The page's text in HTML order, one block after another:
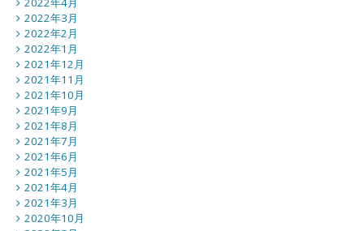
2022年3月
2022年2月
2022年1月
2021年12月
2021年11月
2021年10月
2021年9月
2021年8月
2021年7月
2021年6月
2021年5月
2021年4月
2021年3月
2020年10月